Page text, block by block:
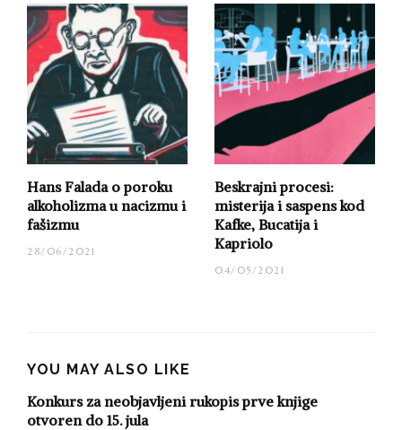
odlikovanja.
izvor: b92.net
Prijavi se za Glif obaveštenja
Pratite nas i nepropusti nove sadržaje na
našem portalu
Hans Falada o poroku
alkoholizma u nacizmu i
fašizmu
28/06/2021
Beskrajni procesi:
misterija i saspens kod
Kafke, Bucatija i
Kapriolo
04/05/2021
YOU MAY ALSO LIKE
Konkurs za neobjavljeni rukopis prve knjige
otvoren do 15. jula